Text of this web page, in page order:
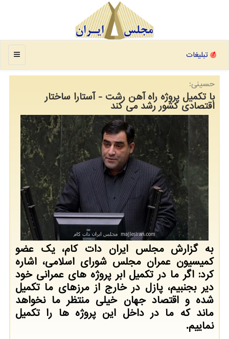
منو تبلیغات
حسینی:
با تکمیل پروژه راه آهن رشت - آستارا ساختار
اقتصادی کشور رشد می کند
به گزارش مجلس ایران دات کام، یک عضو
کمیسیون عمران مجلس شورای اسلامی، اشاره
کرد: اگر ما در تکمیل ابر پروژه های عمرانی خود
دیر بجنبیم، پازل در خارج از مرزهای ما تکمیل
شده و اقتصاد جهان خیلی منتظر ما نخواهد
ماند که ما در داخل این پروژه ها را تکمیل
نماییم.